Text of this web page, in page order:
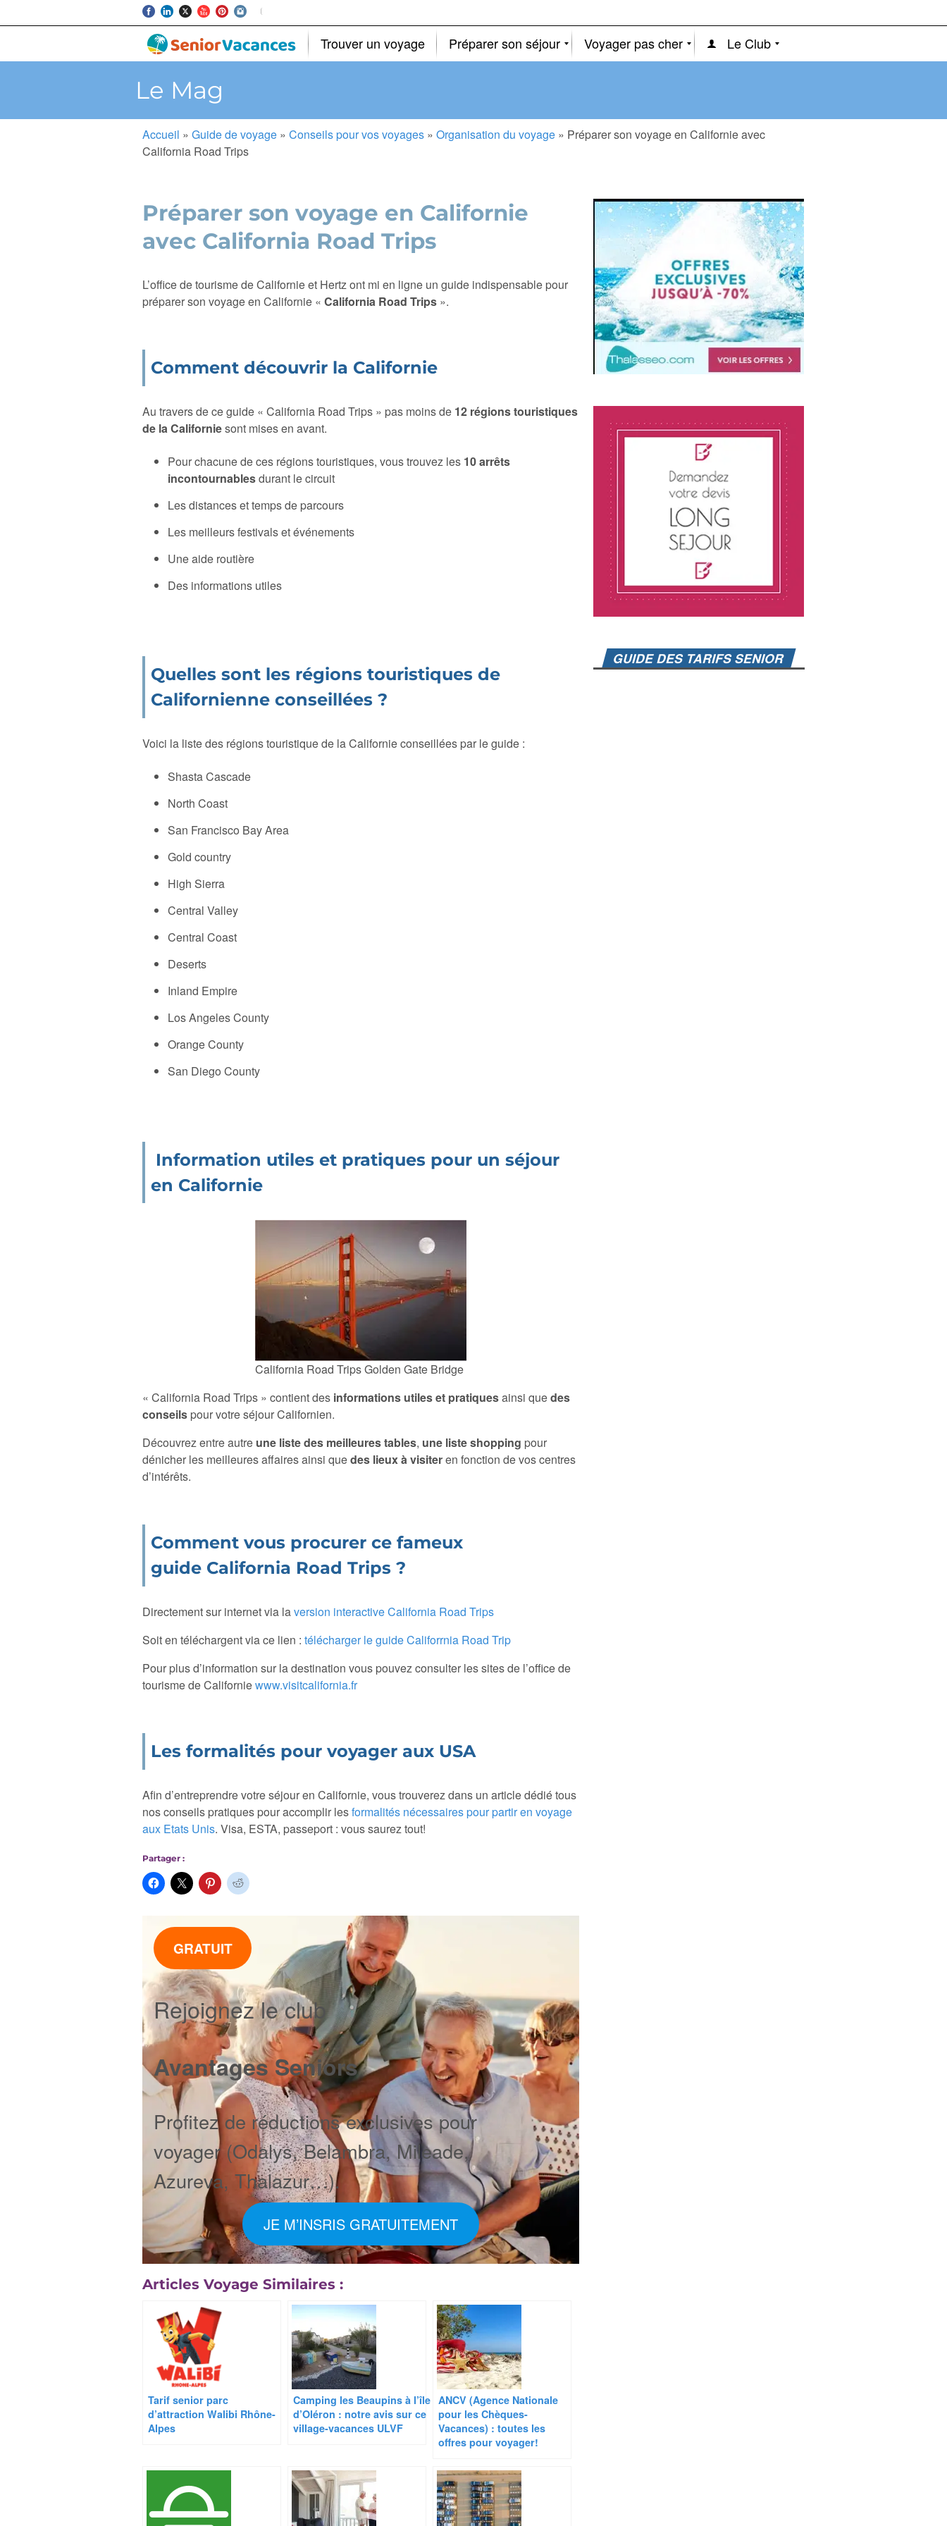
Trouver un voyage Préparer son séjour Voyager pas cher Le Club
Le Mag
Accueil » Guide de voyage » Conseils pour vos voyages » Organisation du voyage » Préparer son voyage en Californie avec
California Road Trips
Préparer son voyage en Californie
avec California Road Trips
L’office de tourisme de Californie et Hertz ont mi en ligne un guide indispensable pour
préparer son voyage en Californie « California Road Trips ».
Comment découvrir la Californie
Au travers de ce guide « California Road Trips » pas moins de 12 régions touristiques
de la Californiesont mises en avant.
Pour chacune de ces régions touristiques, vous trouvez les 10 arrêts
incontournablesdurant le circuit
Les distances et temps de parcours
Les meilleurs festivals et événements
Une aide routière
Des informations utiles
Quelles sont les régions touristiques de
Californienne conseillées ?
Voici la liste des régions touristique de la Californie conseillées par le guide :
Shasta Cascade
North Coast
San Francisco Bay Area
Gold country
High Sierra
Central Valley
Central Coast
Deserts
Inland Empire
Los Angeles County
Orange County
San Diego County
Information utiles et pratiques pour un séjour
en Californie
California Road Trips Golden Gate Bridge
« California Road Trips » contient des informations utileset pratiquesainsi quedes
conseils pour votre séjour Californien.
Découvrez entre autre une liste des meilleures tables, une liste shopping pour
dénicher les meilleures affaires ainsi quedes lieux à visiteren fonction de vos centres
d’intérêts.
Comment vous procurer ce fameux
guide California Road Trips ?
Directement sur internet via laversion interactive California Road Trips
Soit en téléchargent via ce lien : télécharger le guide Califorrnia Road Trip
Pour plus d’information sur la destination vous pouvez consulter les sites de l’office de
tourisme de Californiewww.visitcalifornia.fr
Les formalités pour voyager aux USA
Afin d’entreprendre votre séjour en Californie, vous trouverez dans un article dédié tous
nos conseils pratiques pour accomplir lesformalités nécessaires pour partir en voyage
aux Etats Unis. Visa, ESTA, passeport : vous saurez tout!
Partager :
GRATUIT
Rejoignez le club
Avantages Seniors
Profitez de réductions exclusives pour
voyager (Odalys, Belambra, Mileade,
Azureva, Thalazur…).
JE M’INSRIS GRATUITEMENT
Articles Voyage Similaires :
Tarif senior parc
d’attraction Walibi Rhône-
Alpes
Camping les Beaupins à l’île
d’Oléron : notre avis sur ce
village-vacances ULVF
ANCV (Agence Nationale
pour les Chèques-
Vacances) : toutes les
offres pour voyager!
GUIDE DES TARIFS SENIOR